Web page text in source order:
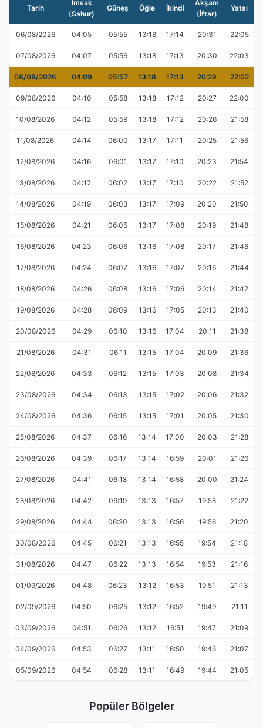
Tarih
İmsak
(Sahur)
Güneş Öğle İkindi
Akşam
(İftar)
Yatsı
06/08/2026 04:05 05:55 13:18 17:14 20:31 22:05
07/08/2026 04:07 05:56 13:18 17:13 20:30 22:03
08/08/2026 04:09 05:57 13:18 17:13 20:29 22:02
09/08/2026 04:10 05:58 13:18 17:12 20:27 22:00
10/08/2026 04:12 05:59 13:18 17:12 20:26 21:58
11/08/2026 04:14 06:00 13:17 17:11 20:25 21:56
12/08/2026 04:16 06:01 13:17 17:10 20:23 21:54
13/08/2026 04:17 06:02 13:17 17:10 20:22 21:52
14/08/2026 04:19 06:03 13:17 17:09 20:20 21:50
15/08/2026 04:21 06:05 13:17 17:08 20:19 21:48
16/08/2026 04:23 06:06 13:16 17:08 20:17 21:46
17/08/2026 04:24 06:07 13:16 17:07 20:16 21:44
18/08/2026 04:26 06:08 13:16 17:06 20:14 21:42
19/08/2026 04:28 06:09 13:16 17:05 20:13 21:40
20/08/2026 04:29 06:10 13:16 17:04 20:11 21:38
21/08/2026 04:31 06:11 13:15 17:04 20:09 21:36
22/08/2026 04:33 06:12 13:15 17:03 20:08 21:34
23/08/2026 04:34 06:13 13:15 17:02 20:06 21:32
24/08/2026 04:36 06:15 13:15 17:01 20:05 21:30
25/08/2026 04:37 06:16 13:14 17:00 20:03 21:28
26/08/2026 04:39 06:17 13:14 16:59 20:01 21:26
27/08/2026 04:41 06:18 13:14 16:58 20:00 21:24
28/08/2026 04:42 06:19 13:13 16:57 19:58 21:22
29/08/2026 04:44 06:20 13:13 16:56 19:56 21:20
30/08/2026 04:45 06:21 13:13 16:55 19:54 21:18
31/08/2026 04:47 06:22 13:13 16:54 19:53 21:16
01/09/2026 04:48 06:23 13:12 16:53 19:51 21:13
02/09/2026 04:50 06:25 13:12 16:52 19:49 21:11
03/09/2026 04:51 06:26 13:12 16:51 19:47 21:09
04/09/2026 04:53 06:27 13:11 16:50 19:46 21:07
05/09/2026 04:54 06:28 13:11 16:49 19:44 21:05
Popüler Bölgeler